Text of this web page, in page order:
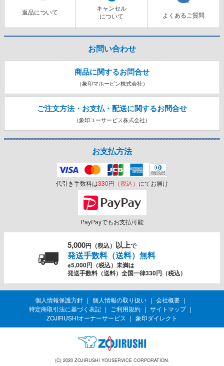
返品について
キャンセル
について
よくあるご質問
お問い合わせ
商品に関するお問合せ
（象印マホービン株式会社）
ご注文方法・お支払・配送に関するお問合せ
（象印ユーサービス株式会社）
お支払方法
代引き手数料は330円（税込） にてお届け
PayPayでもお支払可能
5,000円（税込） 以上で
発送手数料（送料）無料
※5,000円（税込）未満は
発送手数料（送料）全国一律330円（税込）
個人情報保護方針 個人情報の取り扱い
会社概要
特定商取引法に基づく表記
ご利用規約
サイトマップ
ZOJIRUSHIオーナーサービス
象印ダイレクト
(C) 2020 ZOJIRUSHI YOUSERVICE CORPORATION.